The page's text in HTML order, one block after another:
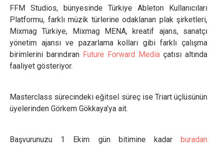
FFM Studios, bünyesinde Türkiye Ableton Kullanıcıları
Platformu, farklı müzik türlerine odaklanan plak şirketleri,
Mixmag Türkiye, Mixmag MENA, kreatif ajans, sanatçı
yönetim ajansı ve pazarlama kolları gibi farklı çalışma
birimlerini barındıran Future Forward Media çatısı altında
faaliyet gösteriyor.
Masterclass sürecindeki eğitsel süreç ise Triart üçlüsünün
üyelerinden Görkem Gökkaya’ya ait.
Başvurunuzu 1 Ekim gün bitimine kadar buradan